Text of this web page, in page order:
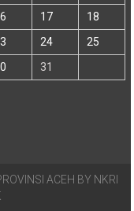
17
18
24
25
31
ACEH BY NKRI